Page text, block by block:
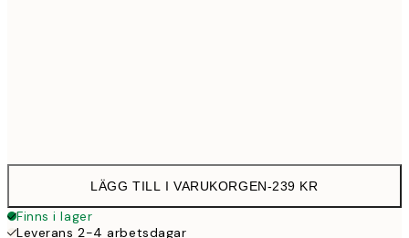
LÄGG TILL I VARUKORGEN-239 KR
Finns i lager
Leverans 2-4 arbetsdagar